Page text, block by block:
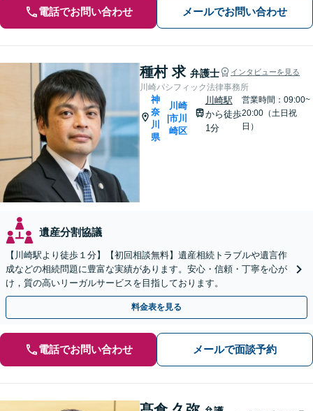
電話でお問い合わせ メールでお問い合わせ
種村 求 弁護士 インタビューを見る
川崎パシフィック法律事務所
神
奈
川
県
|
川崎
市川
崎区
川崎駅
から徒歩
1分
営業時間：09:00~
20:00（土日祝
日）
遺産分割協議
【川崎駅より徒歩１分】【初回相談無料】遺産相続トラブルや遺言作
成などの相続問題に豊富な実績があります。安心・信頼・丁寧を心が
け，質の高いリーガルサービスを目指しております。
料金表を見る
電話でお問い合わせ メールで面談予約